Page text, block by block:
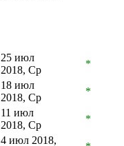
25 июл
2018, Ср
*
18 июл
2018, Ср
*
11 июл
2018, Ср
*
4 июл 2018,